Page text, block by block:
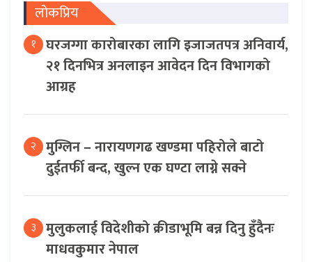
लोकप्रिय
१ घरजग्गा कारोबारका लागि इजाजतपत्र अनिवार्य,
२१ दिनभित्र अनलाइन आवेदन दिन विभागको
आग्रह
२ मुग्लिन – नारायणगढ खण्डमा पहिरोले बाटो
दुईतर्फी बन्द, खुल्न एक घण्टा लाग्ने सक्ने
३ मुलुकलाई विदेशीको क्रीडाभूमि बन्न दिनु हुँदैनः
माधवकुमार नेपाल